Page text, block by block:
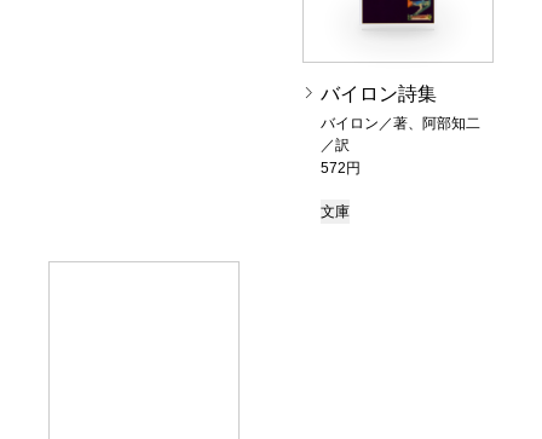
バイロン詩集
バイロン／著、阿部知二
／訳
572円
文庫